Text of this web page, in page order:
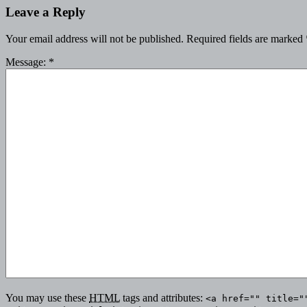
Leave a Reply
Your email address will not be published. Required fields are marked
Message: *
You may use these HTML tags and attributes: <a href=""